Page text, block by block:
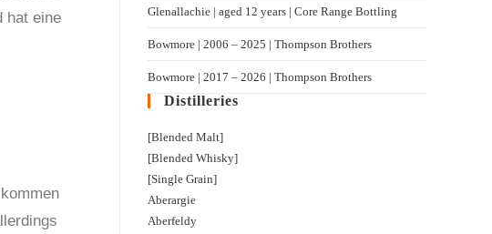
hat eine
Glenallachie | aged 12 years | Core Range Bottling
Bowmore | 2006 – 2025 | Thompson Brothers
Bowmore | 2017 – 2026 | Thompson Brothers
Distilleries
[Blended Malt]
[Blended Whisky]
[Single Grain]
Aberargie
Aberfeldy